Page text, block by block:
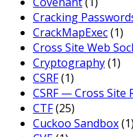
Cracking
CrackMapExec(1)
Cross Site Web
Cryptography(1)
CSRF(1)
CSRF — Cross Site
CTF(25)
Cuckoo Sandbox(1)